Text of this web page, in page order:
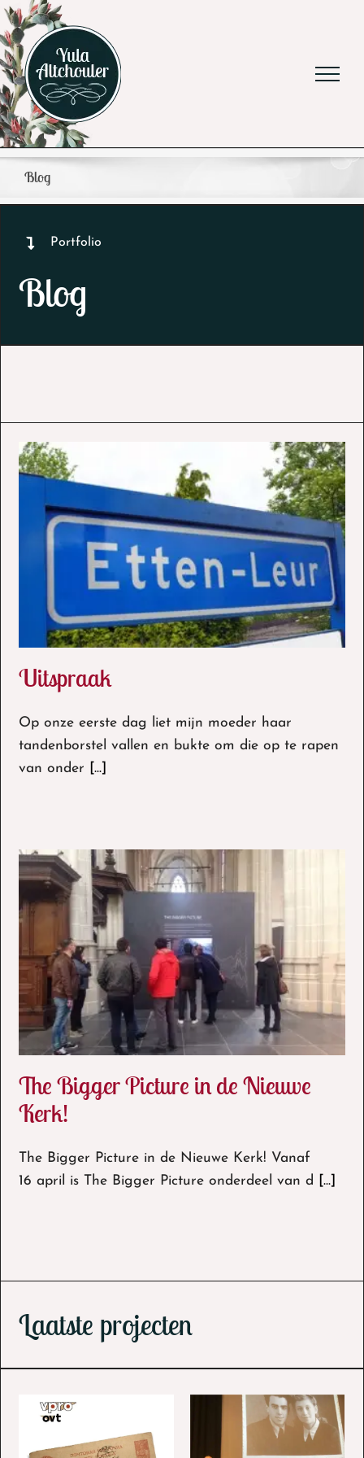
Ga
naar
inhoud
Blog
Portfolio
Blog
Uitspraak
Uitspraak
Op onze eerste dag liet mijn moeder haar
tandenborstel vallen en bukte om die op te rapen
van onder
[...]
The Bigger Picture in de Nieuwe Kerk!
The Bigger Picture in de Nieuwe
Kerk!
The Bigger Picture in de Nieuwe Kerk! Vanaf
16 april is The Bigger Picture onderdeel van d [...]
Laatste projecten